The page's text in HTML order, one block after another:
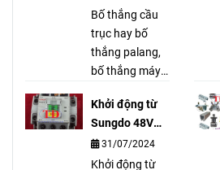
Bố thắng cầu
trục giá cạnh
tranh ship toàn
quốc
Bố thắng cầu
trục hay bố
thắng palang,
bố thắng máy